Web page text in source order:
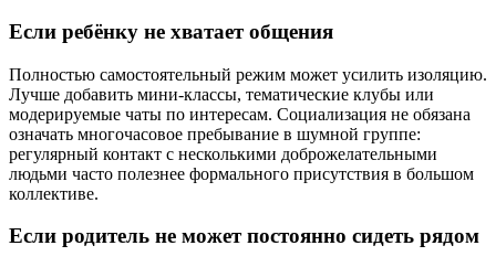
Если ребёнку не хватает общения
Полностью самостоятельный режим может усилить изоляцию.
Лучше добавить мини-классы, тематические клубы или
модерируемые чаты по интересам. Социализация не обязана
означать многочасовое пребывание в шумной группе:
регулярный контакт с несколькими доброжелательными
людьми часто полезнее формального присутствия в большом
коллективе.
Если родитель не может постоянно сидеть рядом